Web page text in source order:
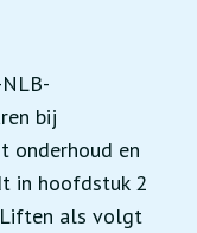
bij
onderhoud en
in hoofdstuk 2
als volgt